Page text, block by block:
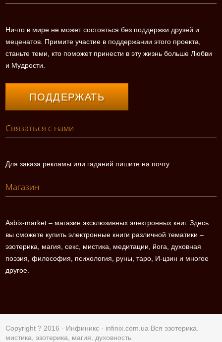
Ничто в мире не может состояться без поддержки друзей и
меценатов. Примите участие в поддержании этого проекта,
станьте теми, кто поможет принести в эту жизнь больше Любви
и Мудрости.
ПОДДЕРЖАТЬ
Связаться с нами
Для заказа рекламы или гаданий пишите на почту
Магазин
Asbix-market – магазин эксклюзивных электронных книг. Здесь
вы сможете купить электронные книги различной тематики –
эзотерика, магия, секс, мистика, медитации, йога, духовная
поэзия, философия, психология, руны, таро, И-цзин и многое
другое.
Copyright ? 2016 - Инфиникс - infinix.com.ua Вся эзотерика.
мистика, эзотерика, магия, духовность